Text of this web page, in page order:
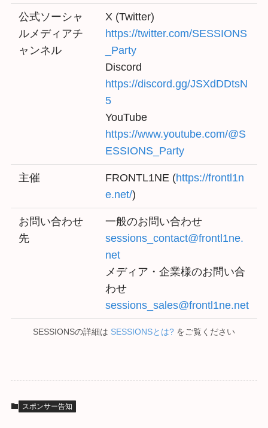
公式ソーシャ
ルメディアチ
ャンネル
X (Twitter)
https://twitter.com/SESSIONS
_Party
Discord
https://discord.gg/JSXdDDtsN
5
YouTube
https://www.youtube.com/@S
ESSIONS_Party
主催 FRONTL1NE (https://frontl1n
e.net/)
お問い合わせ
先
一般のお問い合わせ
sessions_contact@frontl1ne.
net
メディア・企業様のお問い合
わせ
sessions_sales@frontl1ne.net
SESSIONSの詳細は SESSIONSとは? をご覧ください
スポンサー告知